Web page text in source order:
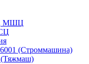
МШЦ
(Строммашина)